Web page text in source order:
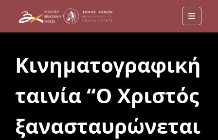
Menu
Κινηματογραφική
ταινία “Ο Χριστός
ξανασταυρώνεται